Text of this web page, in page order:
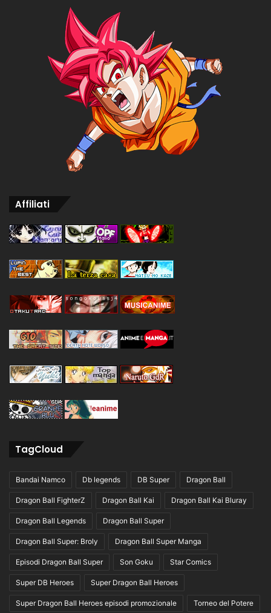
Affiliati
TagCloud
Bandai Namco Db legends DB Super Dragon Ball
Dragon Ball FighterZ Dragon Ball Kai Dragon Ball Kai Bluray
Dragon Ball Legends Dragon Ball Super
Dragon Ball Super: Broly Dragon Ball Super Manga
Episodi Dragon Ball Super Son Goku Star Comics
Super DB Heroes Super Dragon Ball Heroes
Super Dragon Ball Heroes episodi promozionale Torneo del Potere